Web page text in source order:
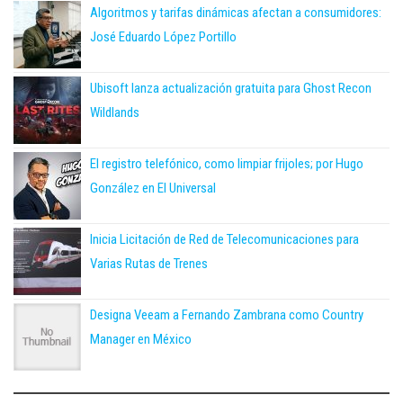
Algoritmos y tarifas dinámicas afectan a consumidores:
José Eduardo López Portillo
Ubisoft lanza actualización gratuita para Ghost Recon
Wildlands
El registro telefónico, como limpiar frijoles; por Hugo
González en El Universal
Inicia Licitación de Red de Telecomunicaciones para
Varias Rutas de Trenes
Designa Veeam a Fernando Zambrana como Country
Manager en México